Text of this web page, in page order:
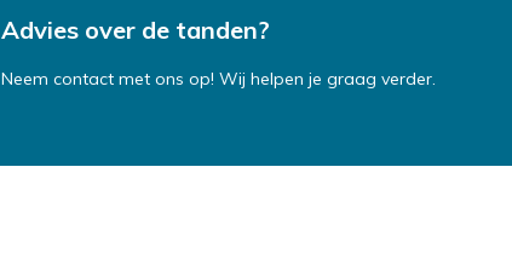
Advies over de tanden?
Neem contact met ons op! Wij helpen je graag verder.